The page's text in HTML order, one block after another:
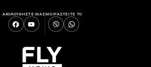
ΑΚΟΛΟΥΘΗΣΤΕ ΜΑΣΜΟΙΡΑΣΤΕΙΤΕ ΤΟ